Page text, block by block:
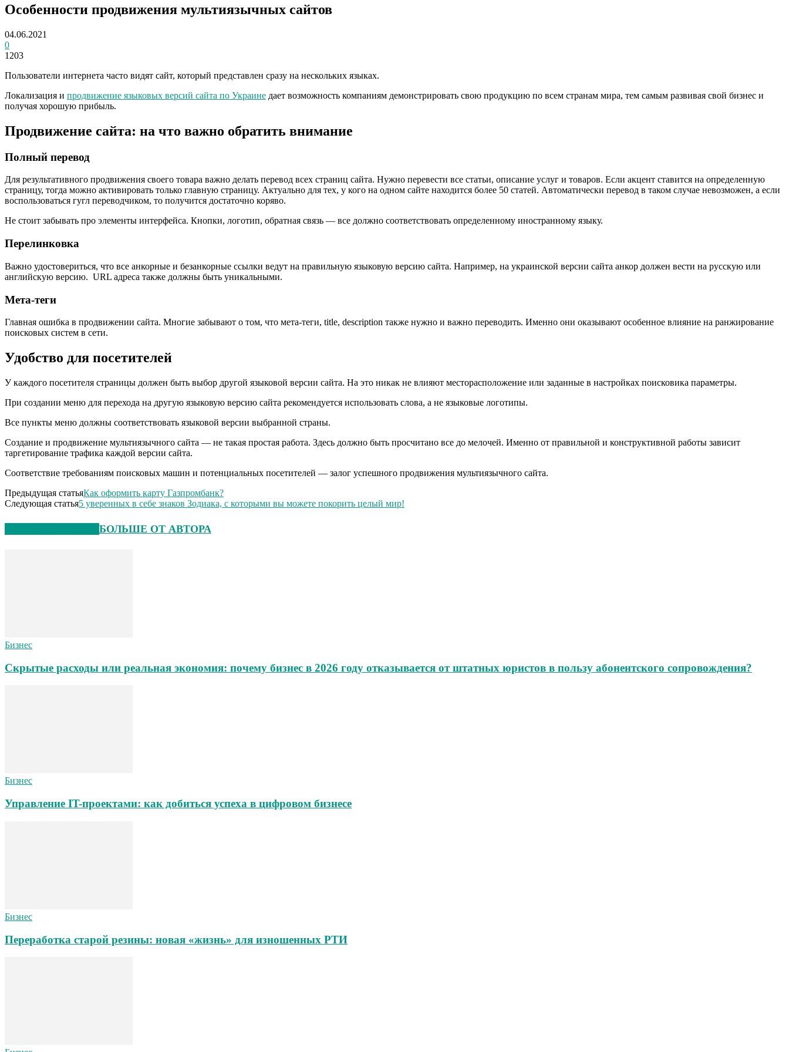
Особенности продвижения мультиязычных сайтов
04.06.2021
0
1203
Пользователи интернета часто видят сайт, который представлен сразу на нескольких языках.
Локализация и продвижение языковых версий сайта по Украине дает возможность компаниям демонстрировать свою продукцию по всем странам мира, тем самым развивая свой бизнес и
получая хорошую прибыль.
Продвижение сайта: на что важно обратить внимание
Полный перевод
Для результативного продвижения своего товара важно делать перевод всех страниц сайта. Нужно перевести все статьи, описание услуг и товаров. Если акцент ставится на определенную
страницу, тогда можно активировать только главную страницу. Актуально для тех, у кого на одном сайте находится более 50 статей. Автоматически перевод в таком случае невозможен, а если
воспользоваться гугл переводчиком, то получится достаточно коряво.
Не стоит забывать про элементы интерфейса. Кнопки, логотип, обратная связь — все должно соответствовать определенному иностранному языку.
Перелинковка
Важно удостовериться, что все анкорные и безанкорные ссылки ведут на правильную языковую версию сайта. Например, на украинской версии сайта анкор должен вести на русскую или
английскую версию. URL адреса также должны быть уникальными.
Мета-теги
Главная ошибка в продвижении сайта. Многие забывают о том, что мета-теги, title, description также нужно и важно переводить. Именно они оказывают особенное влияние на ранжирование
поисковых систем в сети.
Удобство для посетителей
У каждого посетителя страницы должен быть выбор другой языковой версии сайта. На это никак не влияют месторасположение или заданные в настройках поисковика параметры.
При создании меню для перехода на другую языковую версию сайта рекомендуется использовать слова, а не языковые логотипы.
Все пункты меню должны соответствовать языковой версии выбранной страны.
Создание и продвижение мультиязычного сайта — не такая простая работа. Здесь должно быть просчитано все до мелочей. Именно от правильной и конструктивной работы зависит
таргетирование трафика каждой версии сайта.
Соответствие требованиям поисковых машин и потенциальных посетителей — залог успешного продвижения мультиязычного сайта.
Предыдущая статьяКак оформить карту Газпромбанк?
Следующая статья5 уверенных в себе знаков Зодиака, c которыми вы можете покорить целый мир!
БОЛЬШЕ ОТ АВТОРА
Бизнес
Скрытые расходы или реальная экономия: почему бизнес в 2026 году отказывается от штатных юристов в пользу абонентского сопровождения?
Бизнес
Управление IT-проектами: как добиться успеха в цифровом бизнесе
Бизнес
Переработка старой резины: новая «жизнь» для изношенных РТИ